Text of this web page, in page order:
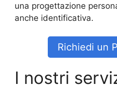
una progettazione
anche identificativa.
Richiedi un
I nostri